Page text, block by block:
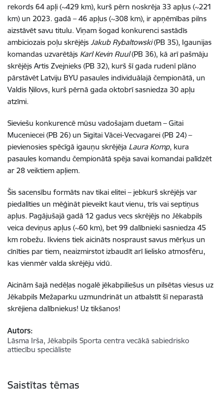
rekords 64 apļi (~429 km), kurš pērn noskrēja 33 apļus (~221
km) un 2023. gadā – 46 apļus (~308 km), ir apņēmības pilns
aizstāvēt savu titulu. Viņam šogad konkurenci sastādīs
ambiciozais poļu skrējējs Jakub Rybaltowski(PB 35), Igaunijas
komandas uzvarētājs Karl Kevin Ruul(PB 36), kā arī pašmāju
skrējējs Artis Zvejnieks (PB 32), kurš šī gada rudenī plāno
pārstāvēt Latviju BYU pasaules individuālajā čempionātā, un
Valdis Ņilovs, kurš pērnā gada oktobrī sasniedza 30 apļu
atzīmi.
Sieviešu konkurencē mūsu vadošajam duetam – Gitai
Muceniecei (PB 26) un Sigitai Vācei-Vecvagarei (PB 24) –
pievienosies spēcīgā igauņu skrējēja Laura Komp, kura
pasaules komandu čempionātā spēja savai komandai palīdzēt
ar 28 veiktiem apļiem.
Šis sacensību formāts nav tikai elitei – jebkurš skrējējs var
piedalīties un mēģināt pieveikt kaut vienu, trīs vai septiņus
apļus. Pagājušajā gadā 12 gadus vecs skrējējs no Jēkabpils
veica deviņus apļus (~60 km), bet 99 dalībnieki sasniedza 45
km robežu. Ikviens tiek aicināts nospraust savus mērķus un
cīnīties par tiem, neaizmirstot izbaudīt arī lielisko atmosfēru,
kas vienmēr valda skrējēju vidū.
Aicinām šajā nedēļas nogalē jēkabpiliešus un pilsētas viesus uz
Jēkabpils Mežaparku uzmundrināt un atbalstīt šī neparastā
skrējiena dalībniekus! Uz tikšanos!
Autors:
Lāsma Irša, Jēkabpils Sporta centra vecākā sabiedrisko
attiecību speciāliste
Saistītas tēmas